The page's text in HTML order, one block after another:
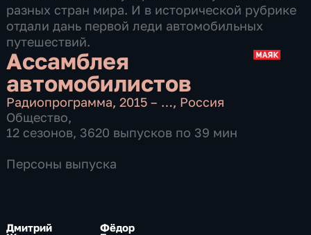
разных стран мира. И в исторической рубрике
отдали дань первой леди автомобильных
путешествий.
Ассамблея
автомобилистов
Радиопрограмма,2015 – …, Россия
Общество,
12 сезонов, 3620 выпусков по 39 мин
Персоны выпуска
Дмитрий Фёдор